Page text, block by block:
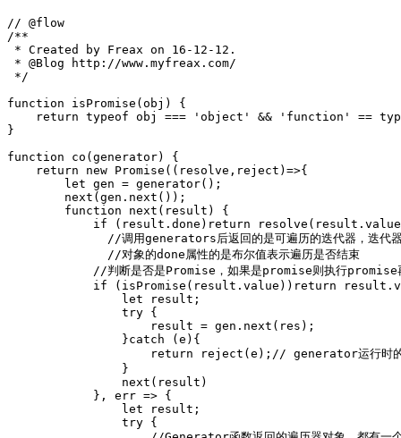
// @flow
/**
* Created by Freax on 16-12-12.
* @Blog http://www.myfreax.com/
*/
function isPromise(obj) {
return typeof obj === 'object' && 'function' ==
}
function co(generator) {
    return new Promise((resolve,reject)=>{
        let gen = generator();
        next(gen.next());
        function next(result) {
if (result.done)return
//调用generators后返回的是可遍历的迭代器，迭
              //对象的done属性的是布尔值表示遍历是否结束
//判断是否是Promise，如果是promise则执行
if (isPromise(result.value))return
                let result;
                try {
                    result = gen.next(res);
                }catch (e){
return reject(e);// generator运行时的
                }
                next(result)
            }, err => {
                let result;
                try {